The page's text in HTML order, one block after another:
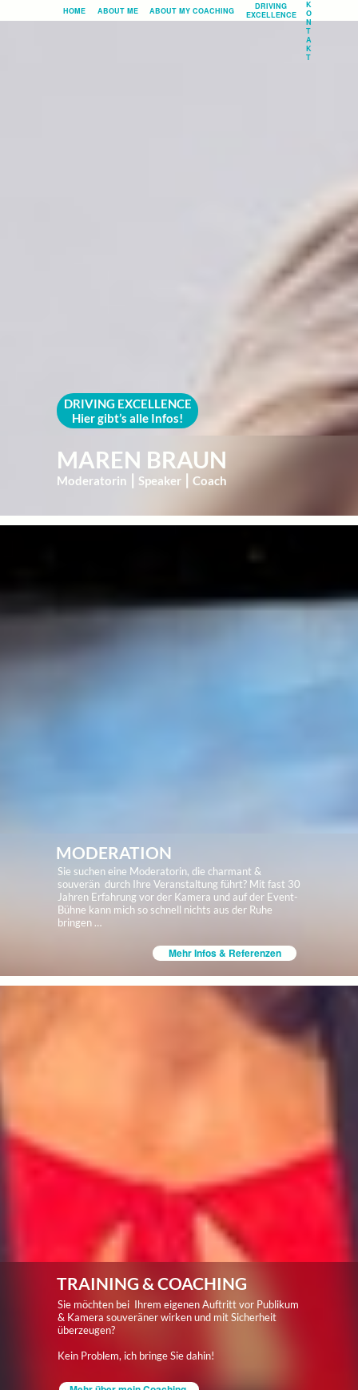
DRIVING EXCELLENCE
Hier gibt’s alle Infos!
HOME ABOUT ME ABOUT MY COACHING
DRIVING
EXCELLENCE
K
O
N
T
A
K
T
MAREN BRAUN
Moderatorin Speaker Coach
MODERATION
Sie suchen eine Moderatorin, die charmant &
souverän durch Ihre Veranstaltung führt? Mit fast 30
Jahren Erfahrung vor der Kamera und auf der Event-
Bühne kann mich so schnell nichts aus der Ruhe
bringen …
Mehr Infos & Referenzen
TRAINING & COACHING
Sie möchten bei Ihrem eigenen Auftritt vor Publikum
& Kamera souveräner wirken und mit Sicherheit
überzeugen?
Kein Problem, ich bringe Sie dahin!